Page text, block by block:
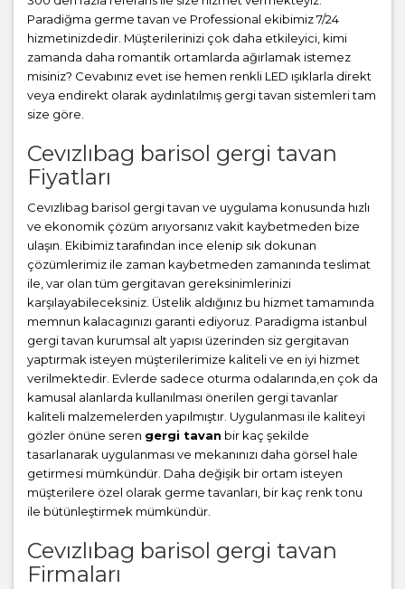
Paradiğma germe tavan ve Professional ekibimiz 7/24
hizmetinizdedir. Müşterilerinizi çok daha etkileyici, kimi
zamanda daha romantik ortamlarda ağırlamak istemez
misiniz? Cevabınız evet ise hemen renkli LED ışıklarla direkt
veya endirekt olarak aydınlatılmış gergi tavan sistemleri tam
size göre.
Cevızlıbag barisol gergi tavan
Fiyatları
Cevızlıbag barisol gergi tavan ve uygulama konusunda hızlı
ve ekonomik çözüm arıyorsanız vakit kaybetmeden bize
ulaşın. Ekibimiz tarafından ince elenip sık dokunan
çözümlerimiz ile zaman kaybetmeden zamanında teslimat
ile, var olan tüm gergitavan gereksinimlerinizi
karşılayabileceksiniz. Üstelik aldığınız bu hizmet tamamında
memnun kalacagınızı garanti ediyoruz. Paradigma istanbul
gergi tavan kurumsal alt yapısı üzerinden siz gergitavan
yaptırmak isteyen müşterilerimize kaliteli ve en iyi hizmet
verilmektedir. Evlerde sadece oturma odalarında,en çok da
kamusal alanlarda kullanılması önerilen gergi tavanlar
kaliteli malzemelerden yapılmıştır. Uygulanması ile kaliteyi
gözler önüne seren gergi tavan bir kaç şekilde
tasarlanarak uygulanması ve mekanınızı daha görsel hale
getirmesi mümkündür. Daha değişik bir ortam isteyen
müşterilere özel olarak germe tavanları, bir kaç renk tonu
ile bütünleştirmek mümkündür.
Cevızlıbag barisol gergi tavan
Firmaları